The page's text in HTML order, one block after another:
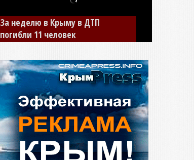
За неделю в Крыму в ДТП
погибли 11 человек